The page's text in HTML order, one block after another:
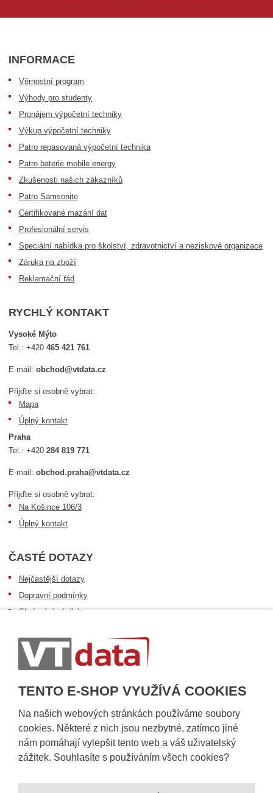
TENTO E-SHOP VYUŽÍVÁ COOKIES
Na našich webových stránkách používáme soubory
cookies. Některé z nich jsou nezbytné, zatímco jiné
nám pomáhají vylepšit tento web a váš uživatelský
zážitek. Souhlasíte s používáním všech cookies?
INFORMACE
Věrnostní program
Výhody pro studenty
Pronájem výpočetní techniky
Výkup výpočetní techniky
Patro repasovaná výpočetní technika
Patro baterie mobile energy
Zkušenosti našich zákazníků
Patro Samsonite
Certifikované mazání dat
Profesionální servis
Speciální nabídka pro školství, zdravotnictví a neziskové organizace
Záruka na zboží
Reklamační řád
RYCHLÝ KONTAKT
Vysoké Mýto
Tel.:+420465 421 761
E-mail:obchod@vtdata.cz
Přijďte si osobně vybrat:
Mapa
Úplný kontakt
Praha
Tel.:+420284 819 771
E-mail:obchod.praha@vtdata.cz
Přijďte si osobně vybrat:
Na Košince 106/3
Úplný kontakt
ČASTÉ DOTAZY
Nejčastější dotazy
Dopravní podmínky
Sledování zásilek
Informace k dostupnosti zboží
Obecné informace